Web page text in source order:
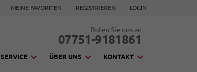
MEINE FAVORITEN REGISTRIEREN LOGIN
Rufen Sie uns an
07751-9181861
SERVICE ÜBER UNS KONTAKT